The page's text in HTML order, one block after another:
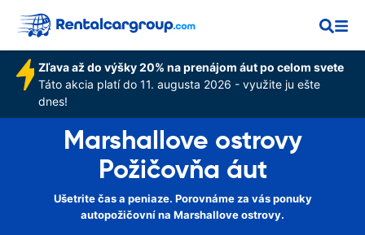
Zľava až do výšky 20% na prenájom áut po celom svete
Táto akcia platí do 11. augusta 2026 - využite ju ešte
dnes!
Marshallove ostrovy
Požičovňa áut
Ušetrite čas a peniaze. Porovnáme za vás ponuky
autopožičovní na Marshallove ostrovy.